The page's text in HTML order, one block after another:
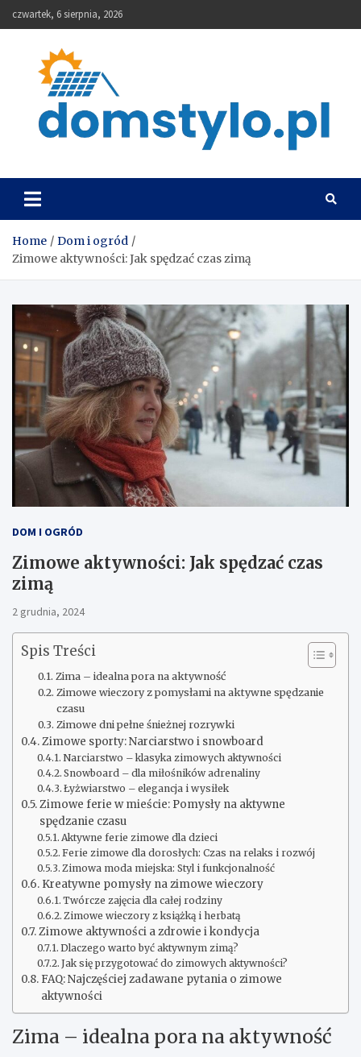
to
czwartek, 6 sierpnia, 2026
DomStylo
Home
Dom i ogród
Zimowe aktywności: Jak spędzać czas zimą
DOM I OGRÓD
Zimowe aktywności: Jak spędzać czas
zimą
2 grudnia, 2024
Spis Treści
Zima – idealna pora na aktywność
Zimowe wieczory z pomysłami na aktywne spędzanie
czasu
Zimowe dni pełne śnieżnej rozrywki
Zimowe sporty: Narciarstwo i snowboard
Narciarstwo – klasyka zimowych aktywności
Snowboard – dla miłośników adrenaliny
Łyżwiarstwo – elegancja i wysiłek
Zimowe ferie w mieście: Pomysły na aktywne
spędzanie czasu
Aktywne ferie zimowe dla dzieci
Ferie zimowe dla dorosłych: Czas na relaks i rozwój
Zimowa moda miejska: Styl i funkcjonalność
Kreatywne pomysły na zimowe wieczory
Twórcze zajęcia dla całej rodziny
Zimowe wieczory z książką i herbatą
Zimowe aktywności a zdrowie i kondycja
Dlaczego warto być aktywnym zimą?
Jak się przygotować do zimowych aktywności?
FAQ: Najczęściej zadawane pytania o zimowe
aktywności
Zima – idealna pora na aktywność